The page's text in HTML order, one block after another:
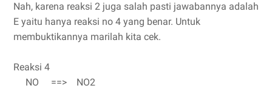
Nah, karena reaksi 2 juga salah pasti jawabannya adalah
E yaitu hanya reaksi no 4 yang benar. Untuk
membuktikannya marilah kita cek.
Reaksi 4
NO ==> NO2